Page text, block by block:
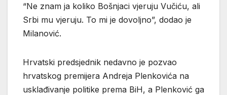
“Ne znam ja koliko Bošnjaci vjeruju Vučiću, ali
Srbi mu vjeruju. To mi je dovoljno”, dodao je
Milanović.
Hrvatski predsjednik nedavno je pozvao
hrvatskog premijera Andreja Plenkovića na
usklađivanje politike prema BiH, a Plenković ga